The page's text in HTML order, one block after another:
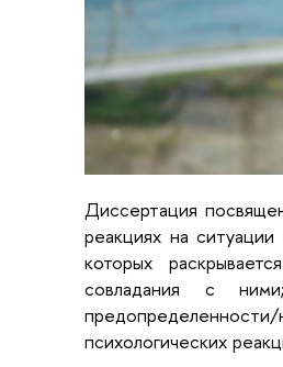
Диссертация
реакциях на
которых
совладания с
предопределенности/
психологических